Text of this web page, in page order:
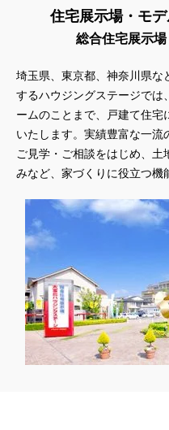
住宅展示場・モ
総合住宅展示
埼玉県、東京都、神奈川県な
するハウジングステージでは
ームのことまで、戸建て住宅
いたします。実績豊富な一
ご見学・ご相談をはじめ、土
みなど、家づくりに役立つ機